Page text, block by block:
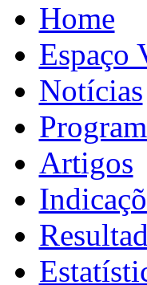
Home
Espaço
Notícias
Artigos